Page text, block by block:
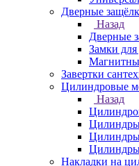
Дверные
Назад
Дверные
Замки
Завертки
Цилиндровые
Назад
Накладки на